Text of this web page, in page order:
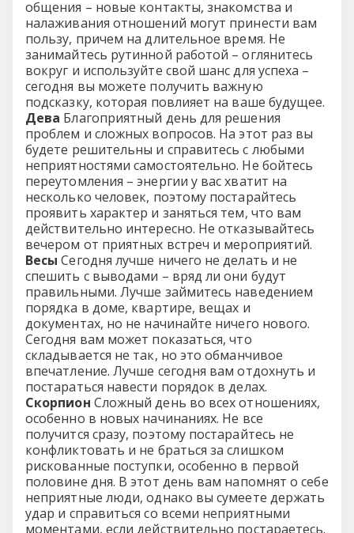
общения – новые контакты, знакомства и
налаживания отношений могут принести вам
пользу, причем на длительное время. Не
занимайтесь рутинной работой – оглянитесь
вокруг и используйте свой шанс для успеха –
сегодня вы можете получить важную
подсказку, которая повлияет на ваше будущее.
Дева Благоприятный день для решения
проблем и сложных вопросов. На этот раз вы
будете решительны и справитесь с любыми
неприятностями самостоятельно. Не бойтесь
переутомления – энергии у вас хватит на
несколько человек, поэтому постарайтесь
проявить характер и заняться тем, что вам
действительно интересно. Не отказывайтесь
вечером от приятных встреч и мероприятий.
Весы Сегодня лучше ничего не делать и не
спешить с выводами – вряд ли они будут
правильными. Лучше займитесь наведением
порядка в доме, квартире, вещах и
документах, но не начинайте ничего нового.
Сегодня вам может показаться, что
складывается не так, но это обманчивое
впечатление. Лучше сегодня вам отдохнуть и
постараться навести порядок в делах.
Скорпион Сложный день во всех отношениях,
особенно в новых начинаниях. Не все
получится сразу, поэтому постарайтесь не
конфликтовать и не браться за слишком
рискованные поступки, особенно в первой
половине дня. В этот день вам напомнят о себе
неприятные люди, однако вы сумеете держать
удар и справиться со всеми неприятными
моментами, если действительно постараетесь.